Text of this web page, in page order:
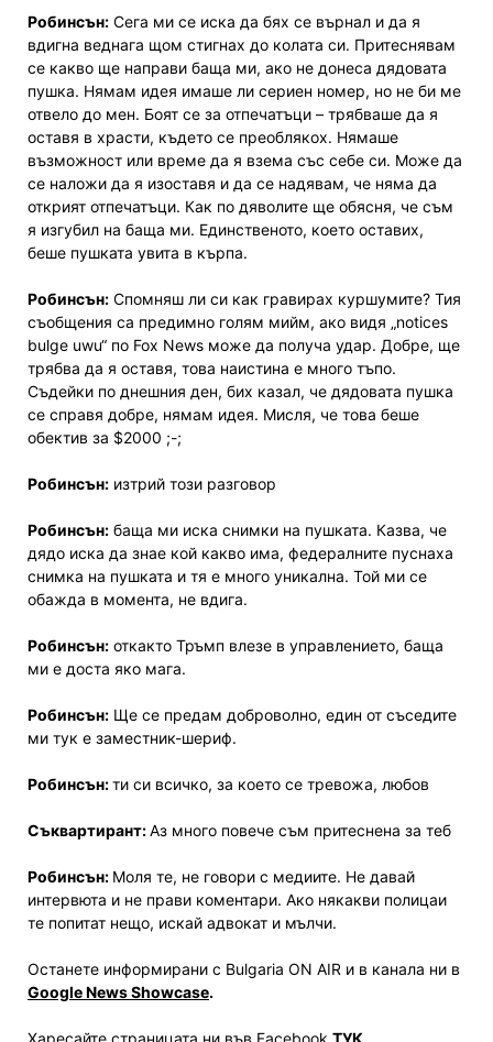
Робинсън: Сега ми се иска да бях се върнал и да я
вдигна веднага щом стигнах до колата си. Притеснявам
се какво ще направи баща ми, ако не донеса дядовата
пушка. Нямам идея имаше ли сериен номер, но не би ме
отвело до мен. Боят се за отпечатъци – трябваше да я
оставя в храсти, където се преоблякох. Нямаше
възможност или време да я взема със себе си. Може да
се наложи да я изоставя и да се надявам, че няма да
открият отпечатъци. Как по дяволите ще обясня, че съм
я изгубил на баща ми. Единственото, което оставих,
беше пушката увита в кърпа.
Робинсън: Спомняш ли си как гравирах куршумите? Тия
съобщения са предимно голям мийм, ако видя „notices
bulge uwu“ по Fox News може да получа удар. Добре, ще
трябва да я оставя, това наистина е много тъпо.
Съдейки по днешния ден, бих казал, че дядовата пушка
се справя добре, нямам идея. Мисля, че това беше
обектив за $2000 ;-;
Робинсън: изтрий този разговор
Робинсън: баща ми иска снимки на пушката. Казва, че
дядо иска да знае кой какво има, федералните пуснаха
снимка на пушка­­та и тя е много уникална. Той ми се
обажда в момента, не вдига.
Робинсън: откакто Тръмп влезе в управлението, баща
ми е доста яко мага.
Робинсън: Ще се предам доброволно, един от съседите
ми тук е заместник-шериф.
Робинсън:ти си всичко, за което се тревожа, любов
Съквартирант:Аз много повече съм притеснена за теб
Робинсън: Моля те, не говори с медиите. Не давай
интервюта и не прави коментари. Ако някакви полицаи
те попитат нещо, искай адвокат и мълчи.
Останете информирани с Bulgaria ON AIR и в канала ни в
Google News Showcase.